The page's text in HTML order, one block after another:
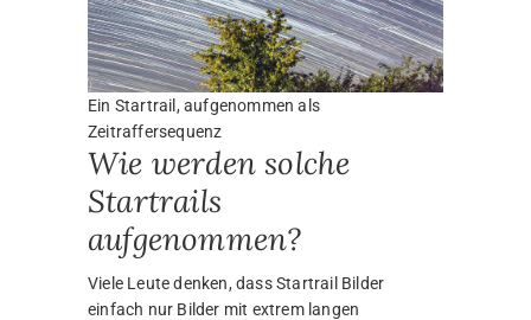
Ein Startrail, aufgenommen als
Zeitraffersequenz
Wie werden solche
Startrails
aufgenommen?
Viele Leute denken, dass Startrail Bilder
einfach nur Bilder mit extrem langen